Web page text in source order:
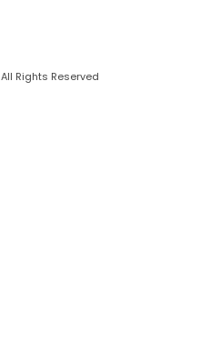
All Rights Reserved